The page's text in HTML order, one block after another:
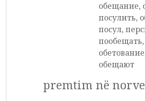
обещание,
посулить,
посул,
обещают
premtim në